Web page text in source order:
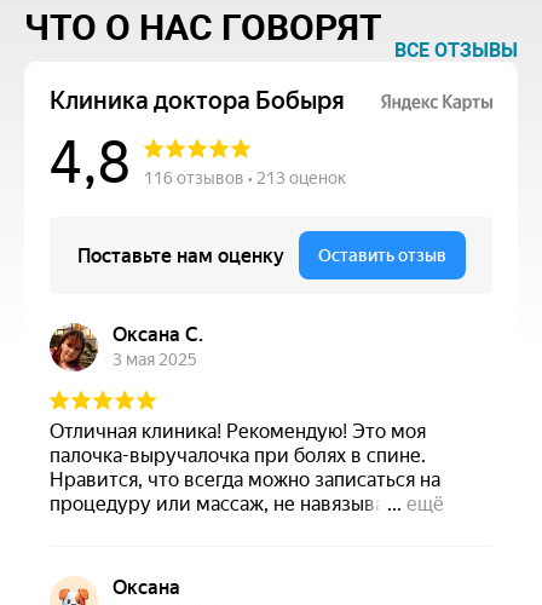
ЧТО О НАС ГОВОРЯТ
ВСЕ ОТЗЫВЫ